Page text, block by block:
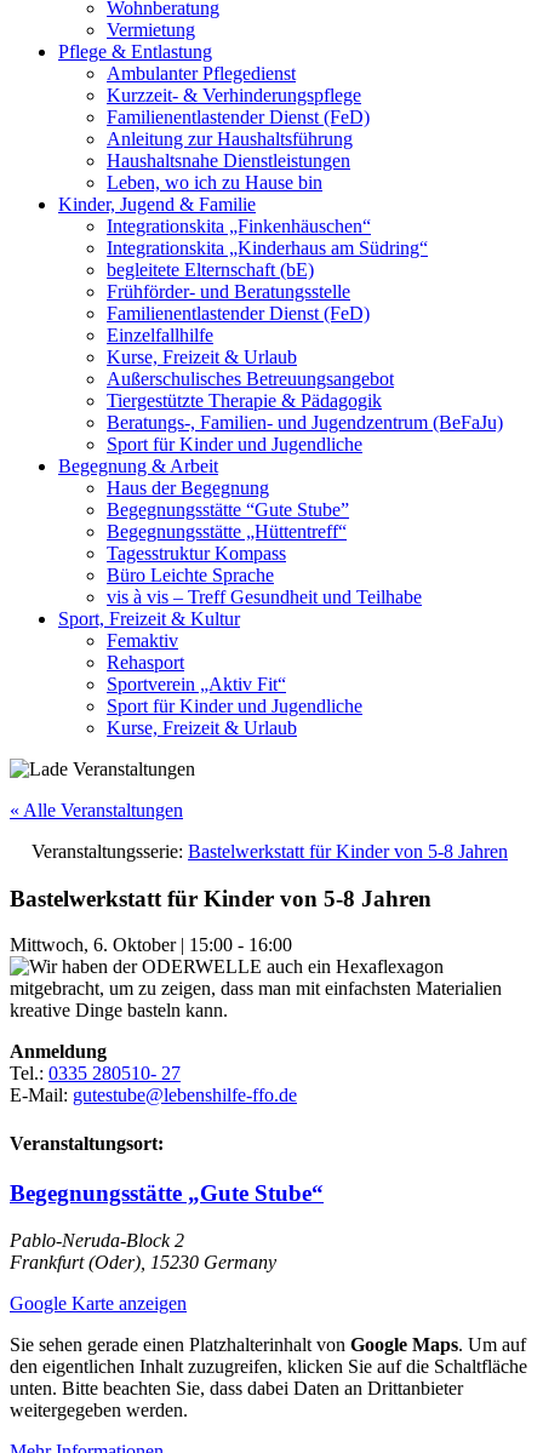
Wohnberatung
Vermietung
Pflege & Entlastung
Ambulanter Pflegedienst
Kurzzeit- & Verhinderungspflege
Familienentlastender Dienst (FeD)
Anleitung zur Haushaltsführung
Haushaltsnahe Dienstleistungen
Leben, wo ich zu Hause bin
Kinder, Jugend & Familie
Integrationskita „Finkenhäuschen“
Integrationskita „Kinderhaus am Südring“
begleitete Elternschaft (bE)
Frühförder- und Beratungsstelle
Familienentlastender Dienst (FeD)
Einzelfallhilfe
Kurse, Freizeit & Urlaub
Außerschulisches Betreuungsangebot
Tiergestützte Therapie & Pädagogik
Beratungs-, Familien- und Jugendzentrum (BeFaJu)
Sport für Kinder und Jugendliche
Begegnung & Arbeit
Haus der Begegnung
Begegnungsstätte “Gute Stube”
Begegnungsstätte „Hüttentreff“
Tagesstruktur Kompass
Büro Leichte Sprache
vis à vis – Treff Gesundheit und Teilhabe
Sport, Freizeit & Kultur
Femaktiv
Rehasport
Sportverein „Aktiv Fit“
Sport für Kinder und Jugendliche
Kurse, Freizeit & Urlaub
« Alle Veranstaltungen
Veranstaltungsserie: Bastelwerkstatt für Kinder von 5-8 Jahren
Bastelwerkstatt für Kinder von 5-8 Jahren
Mittwoch, 6. Oktober | 15:00 - 16:00
Anmeldung
Tel.: 0335 280510- 27
E-Mail: gutestube@lebenshilfe-ffo.de
Veranstaltungsort:
Begegnungsstätte „Gute Stube“
Pablo-Neruda-Block 2
Frankfurt (Oder) 15230 Germany
Google Karte anzeigen
Sie sehen gerade einen Platzhalterinhalt von Google Maps. Um auf
den eigentlichen Inhalt zuzugreifen, klicken Sie auf die Schaltfläche
unten. Bitte beachten Sie, dass dabei Daten an Drittanbieter
weitergegeben werden.